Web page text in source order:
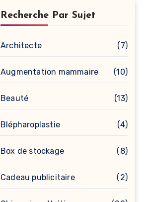
Recherche Par Sujet
Architecte (7)
Augmentation mammaire (10)
Beauté (13)
Blépharoplastie (4)
Box de stockage (8)
Cadeau publicitaire (2)